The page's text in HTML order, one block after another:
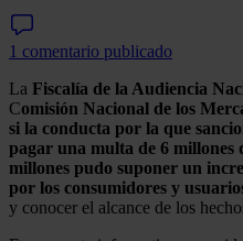
1 comentario publicado
La Fiscalía de la Audiencia
Comisión Nacional de los
si la conducta por la que
pagar una multa de 6 millones
millones pudo suponer un
por los consumidores y
y conocer el alcance de los